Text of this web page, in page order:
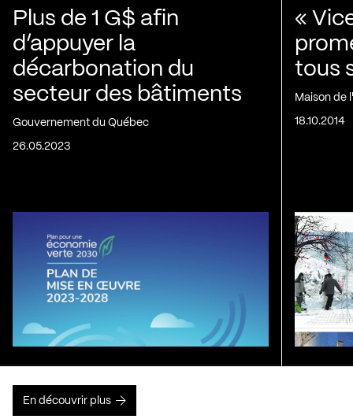
Plus de 1 G$ afin
d’appuyer la
décarbonation du
secteur des bâtiments
Gouvernement du Québec
26.05.2023
«
tous
Maison de
18.10.2014
En découvrir plus